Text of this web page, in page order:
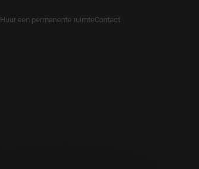
Huur een permanente ruimteContact